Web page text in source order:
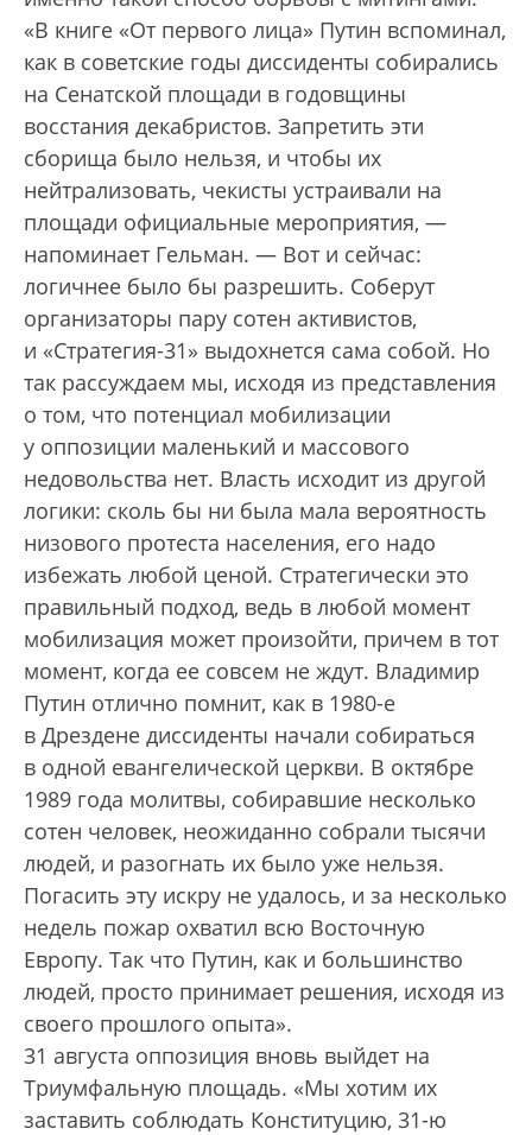
«В книге «От первого лица» Путин вспоминал,
как в советские годы диссиденты собирались
на Сенатской площади в годовщины
восстания декабристов. Запретить эти
сборища было нельзя, и чтобы их
нейтрализовать, чекисты устраивали на
площади официальные мероприятия, —
напоминает Гельман. — Вот и сейчас:
логичнее было бы разрешить. Соберут
организаторы пару сотен активистов,
и «Стратегия-31» выдохнется сама собой. Но
так рассуждаем мы, исходя из представления
о том, что потенциал мобилизации
у оппозиции маленький и массового
недовольства нет. Власть исходит из другой
логики: сколь бы ни была мала вероятность
низового протеста населения, его надо
избежать любой ценой. Стратегически это
правильный подход, ведь в любой момент
мобилизация может произойти, причем в тот
момент, когда ее совсем не ждут. Владимир
Путин отлично помнит, как в 1980-е
в Дрездене диссиденты начали собираться
в одной евангелической церкви. В октябре
1989 года молитвы, собиравшие несколько
сотен человек, неожиданно собрали тысячи
людей, и разогнать их было уже нельзя.
Погасить эту искру не удалось, и за несколько
недель пожар охватил всю Восточную
Европу. Так что Путин, как и большинство
людей, просто принимает решения, исходя из
своего прошлого опыта».
31 августа оппозиция вновь выйдет на
Триумфальную площадь. «Мы хотим их
заставить соблюдать Конституцию, 31-ю